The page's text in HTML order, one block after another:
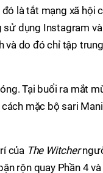
là tắt mạng xã hội
sử dụng Instagram và
và do đó chỉ tập trung
Tại buổi ra mắt
mặc bộ sari
của The Witcher
rộn quay Phần 4 và